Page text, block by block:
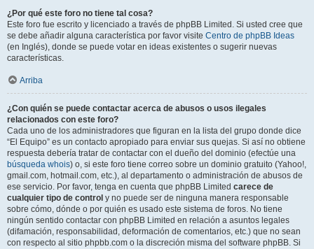
¿Por qué este foro no tiene tal cosa?
Este foro fue escrito y licenciado a través de phpBB Limited. Si usted cree que
se debe añadir alguna característica por favor visite Centro de phpBB Ideas
(en Inglés), donde se puede votar en ideas existentes o sugerir nuevas
características.
Arriba
¿Con quién se puede contactar acerca de abusos o usos ilegales
relacionados con este foro?
Cada uno de los administradores que figuran en la lista del grupo donde dice
“El Equipo” es un contacto apropiado para enviar sus quejas. Si así no obtiene
respuesta debería tratar de contactar con el dueño del dominio (efectúe una
búsqueda whois) o, si este foro tiene correo sobre un dominio gratuito (Yahoo!,
gmail.com, hotmail.com, etc.), al departamento o administración de abusos de
ese servicio. Por favor, tenga en cuenta que phpBB Limited carece de
cualquier tipo de control y no puede ser de ninguna manera responsable
sobre cómo, dónde o por quién es usado este sistema de foros. No tiene
ningún sentido contactar con phpBB Limited en relación a asuntos legales
(difamación, responsabilidad, deformación de comentarios, etc.) que no sean
con respecto al sitio phpbb.com o la discreción misma del software phpBB. Si